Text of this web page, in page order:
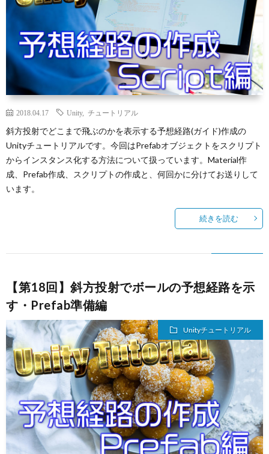
2018.04.17 Unity, チュートリアル
斜方投射でどこまで飛ぶのかを表示する予想経路(ガイド)作成の
Unityチュートリアルです。今回はPrefabオブジェクトをスクリプト
からインスタンス化する方法について扱っています。Material作
成、Prefab作成、スクリプトの作成と、何回かに分けてお送りして
います。
続きを読む
【第18回】斜方投射でボールの予想経路を示
す・Prefab準備編
Unityチュートリアル